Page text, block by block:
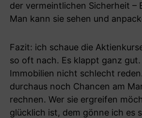
der vermeintlichen Sicherheit –
Man kann sie sehen und
Fazit: ich schaue die
so oft nach. Es klappt ganz
Immobilien nicht schlecht
durchaus noch Chancen am
rechnen. Wer sie ergreifen
glücklich ist, dem gönne ich es